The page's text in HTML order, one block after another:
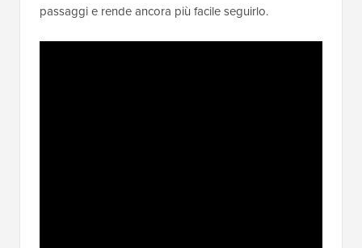
passaggi e rende ancora più facile seguirlo.